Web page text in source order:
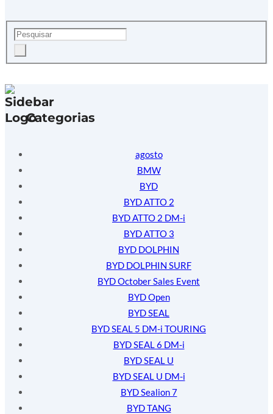
Categorias
agosto
BMW
BYD
BYD ATTO 2
BYD ATTO 2 DM-i
BYD ATTO 3
BYD DOLPHIN
BYD DOLPHIN SURF
BYD October Sales Event
BYD Open
BYD SEAL
BYD SEAL 5 DM-i TOURING
BYD SEAL 6 DM-i
BYD SEAL U
BYD SEAL U DM-i
BYD Sealion 7
BYD TANG